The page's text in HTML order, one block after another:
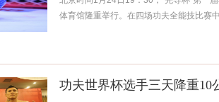
体育馆隆重举行。在四场功夫全能技比赛
功夫世界杯选手三天降重10